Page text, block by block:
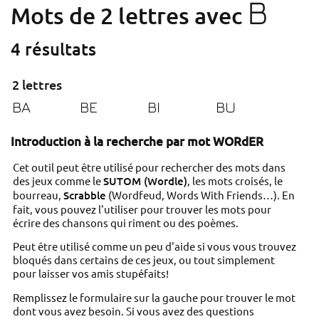
Mots de 2 lettres avec B
4 résultats
2 lettres
BA BE BI BU
Introduction à la recherche par mot WORdER
Cet outil peut être utilisé pour rechercher des mots dans
des jeux comme leSUTOM (Wordle) , les mots croisés, le
bourreau, Scrabble (Wordfeud, Words With Friends…). En
fait, vous pouvez l'utiliser pour trouver les mots pour
écrire des chansons qui riment ou des poèmes.
Peut être utilisé comme un peu d'aide si vous vous trouvez
bloqués dans certains de ces jeux, ou tout simplement
pour laisser vos amis stupéfaits!
Remplissez le formulaire sur la gauche pour trouver le mot
dont vous avez besoin. Si vous avez des questions